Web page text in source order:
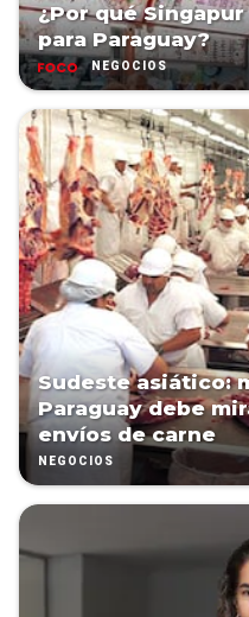
¿Por qué
para Paraguay?
NEGOCIOS
Sudeste asiático:
Paraguay debe
envíos de carne
NEGOCIOS